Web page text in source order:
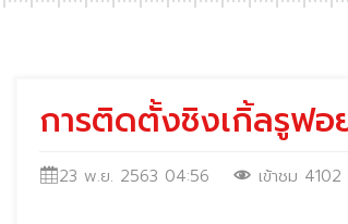
การติดตั้งชิงเกิ้ลรูฟ
23 พ.ย. 2563 04:56 เข้าชม 4102